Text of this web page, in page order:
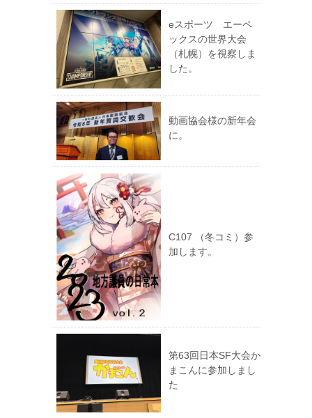
eスポーツ エーペ
ックスの世界大会
（札幌）を視察しま
した。
動画協会様の新年会
に。
C107 （冬コミ）参
加します。
第63回日本SF大会か
まこんに参加しまし
た